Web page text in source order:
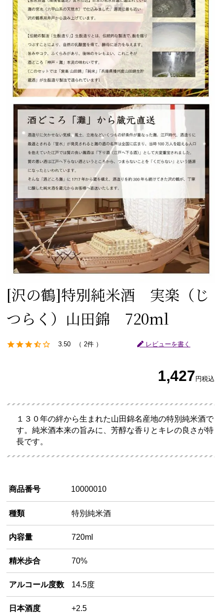
[沢の鶴]特別純米酒 実楽（じ
つらく）山田錦 720ml
3.50 2件 レビューを書く
1,427 円税込
１３０年の絆から生まれた山田錦名産地の特別純米酒で
す。純米酒本来の旨みに、芳醇な香りとキレの良さが特
長です。
商品番号 10000010
種類 特別純米酒
内容量 720ml
精米歩合 70%
アルコール度数 14.5度
日本酒度 +2.5